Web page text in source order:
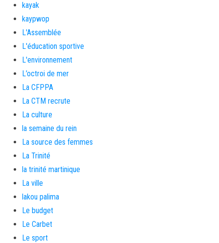
kayak
kaypwop
L'Assemblée
L'éducation sportive
L'environnement
L’octroi de mer
La CFPPA
La CTM recrute
La culture
la semaine du rein
La source des femmes
La Trinité
la trinité martinique
La ville
lakou palima
Le budget
Le Carbet
Le sport